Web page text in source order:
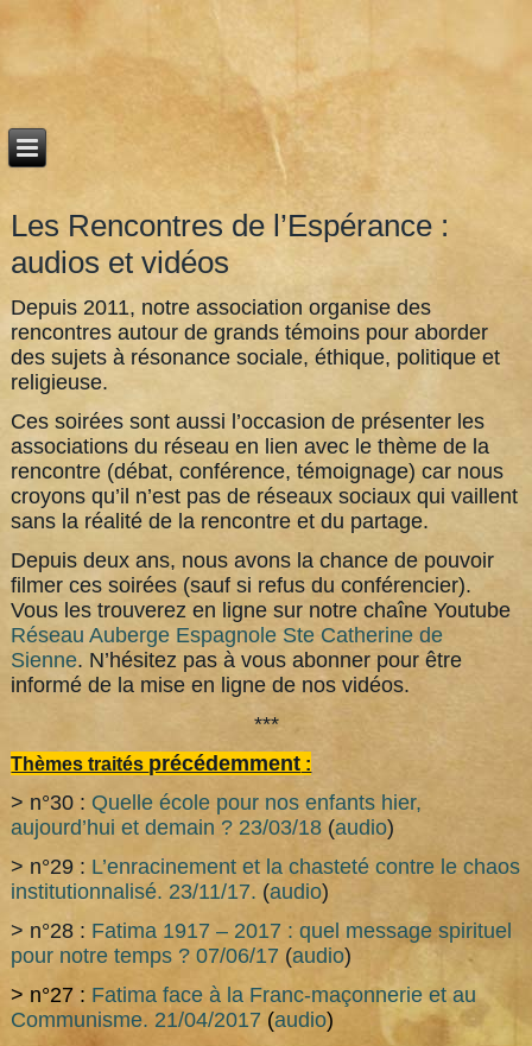
Les Rencontres de l’Espérance :
audios et vidéos
Depuis 2011, notre association organise des
rencontres autour de grands témoins pour aborder
des sujets à résonance sociale, éthique, politique et
religieuse.
Ces soirées sont aussi l’occasion de présenter les
associations du réseau en lien avec le thème de la
rencontre (débat, conférence, témoignage) car nous
croyons qu’il n’est pas de réseaux sociaux qui vaillent
sans la réalité de la rencontre et du partage.
Depuis deux ans, nous avons la chance de pouvoir
filmer ces soirées (sauf si refus du conférencier).
Vous les trouverez en ligne sur notre chaîne Youtube
Réseau Auberge Espagnole Ste Catherine de
Sienne. N’hésitez pas à vous abonner pour être
informé de la mise en ligne de nos vidéos.
***
Thèmes traités précédemment :
> n°30 : Quelle école pour nos enfants hier,
aujourd’hui et demain ? 23/03/18 (audio)
> n°29 : L’enracinement et la chasteté contre le chaos
institutionnalisé. 23/11/17. (audio)
> n°28 : Fatima 1917 – 2017 : quel message spirituel
pour notre temps ? 07/06/17 (audio)
> n°27 : Fatima face à la Franc-maçonnerie et au
Communisme. 21/04/2017 (audio)